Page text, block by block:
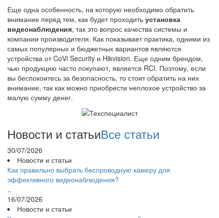
Еще одна особенность, на которую необходимо обратить
внимание перед тем, как будет проходить установка
видеонаблюдения, так это вопрос качества системы и
компании производителя. Как показывает практика, одними из
самых популярных и бюджетных вариантов являются
устройства от CoVi Security и Hikvision. Еще одним брендом,
чью продукцию часто покупают, является RCI. Поэтому, если
вы беспокоитесь за безопасность, то стоит обратить на них
внимание, так как можно приобрести неплохое устройство за
малую сумму денег.
Новости и статьиВсе статьи
30/07/2026
Новости и статьи
Как правильно выбрать беспроводную камеру для
эффективного видеонаблюдения?
..
16/07/2026
Новости и статьи